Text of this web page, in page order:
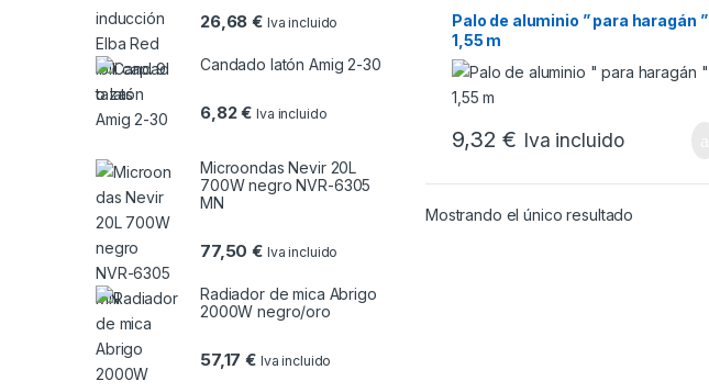
Palo de aluminio ” para haragán ”
1,55 m
9,32€ Iva incluido
Mostrando el único resultado
26,68€ Iva incluido
Candado latón Amig 2-30
6,82€ Iva incluido
Microondas Nevir 20L
700W negro NVR-6305
MN
77,50€ Iva incluido
Radiador de mica Abrigo
2000W negro/oro
57,17€ Iva incluido